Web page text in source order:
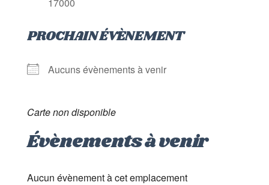
PROCHAIN ÉVÈNEMENT
Aucuns évènements à venir
Carte non disponible
Évènements à venir
Aucun évènement à cet emplacement